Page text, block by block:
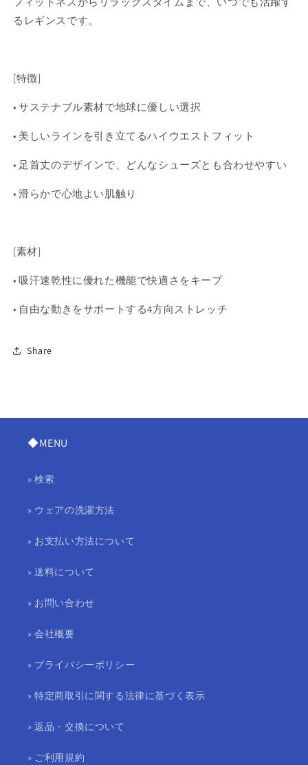
の
数
減
す
の
す
るレギンスです。
[特徴]
• サステナブル素材で地球に優しい選択
• 美しいラインを引き立てるハイウエストフィット
• 足首丈のデザインで、どんなシューズとも合わせやすい
• 滑らかで心地よい肌触り
[素材]
• 吸汗速乾性に優れた機能で快適さをキープ
• 自由な動きをサポートする4方向ストレッチ
Share
◆MENU
» 検索
» ウェアの洗濯方法
» お支払い方法について
» 送料について
» お問い合わせ
» 会社概要
» プライバシーポリシー
» 特定商取引に関する法律に基づく表示
» 返品・交換について
» ご利用規約